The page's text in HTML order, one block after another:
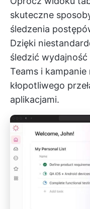
skuteczne
śledzenia
Dzięki
śledzić
Teams i
kłopotliwego
aplikacjami.